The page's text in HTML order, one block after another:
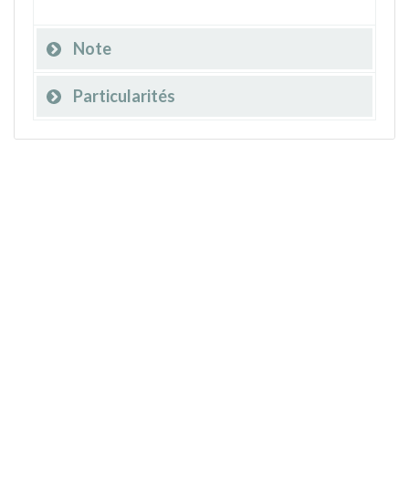
Note
Particularités